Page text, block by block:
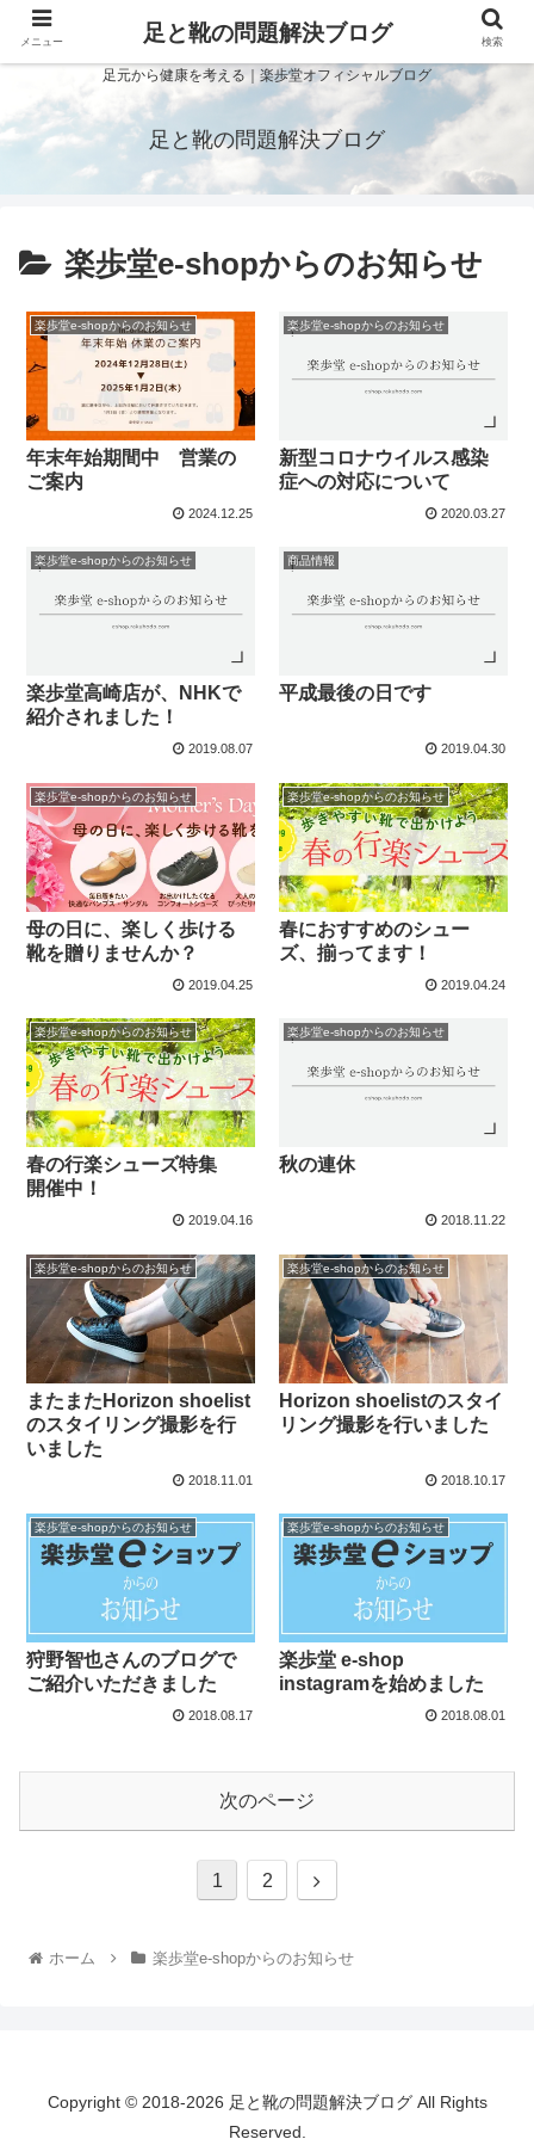
足元から健康を考える｜楽歩堂オフィシャルブログ
足と靴の問題解決ブログ
楽歩堂e-shopからのお知らせ
楽歩堂e-shopからのお知らせ
年末年始期間中 営業の
ご案内
2024.12.25
楽歩堂e-shopからのお知らせ
新型コロナウイルス感染
症への対応について
2020.03.27
楽歩堂e-shopからのお知らせ
楽歩堂高崎店が、NHKで
紹介されました！
2019.08.07
商品情報
平成最後の日です
2019.04.30
楽歩堂e-shopからのお知らせ
母の日に、楽しく歩ける
靴を贈りませんか？
2019.04.25
楽歩堂e-shopからのお知らせ
春におすすめのシュー
ズ、揃ってます！
2019.04.24
楽歩堂e-shopからのお知らせ
春の行楽シューズ特集
開催中！
2019.04.16
楽歩堂e-shopからのお知らせ
秋の連休
2018.11.22
楽歩堂e-shopからのお知らせ
またまたHorizon shoelist
のスタイリング撮影を行
いました
2018.11.01
楽歩堂e-shopからのお知らせ
Horizon shoelistのスタイ
リング撮影を行いました
2018.10.17
楽歩堂e-shopからのお知らせ
狩野智也さんのブログで
ご紹介いただきました
2018.08.17
楽歩堂e-shopからのお知らせ
楽歩堂 e-shop
instagramを始めました
2018.08.01
次のページ
1 2
ホーム 楽歩堂e-shopからのお知らせ
Copyright © 2018-2026 足と靴の問題解決ブログ All Rights
Reserved.
メニュー 足と靴の問題解決ブログ 検索